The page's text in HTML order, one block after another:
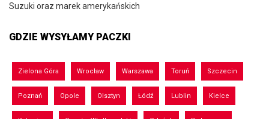
Suzuki oraz marek amerykańskich
GDZIE WYSYŁAMY PACZKI
Zielona Góra Wrocław Warszawa Toruń Szczecin
Poznań Opole Olsztyn Łódź Lublin Kielce